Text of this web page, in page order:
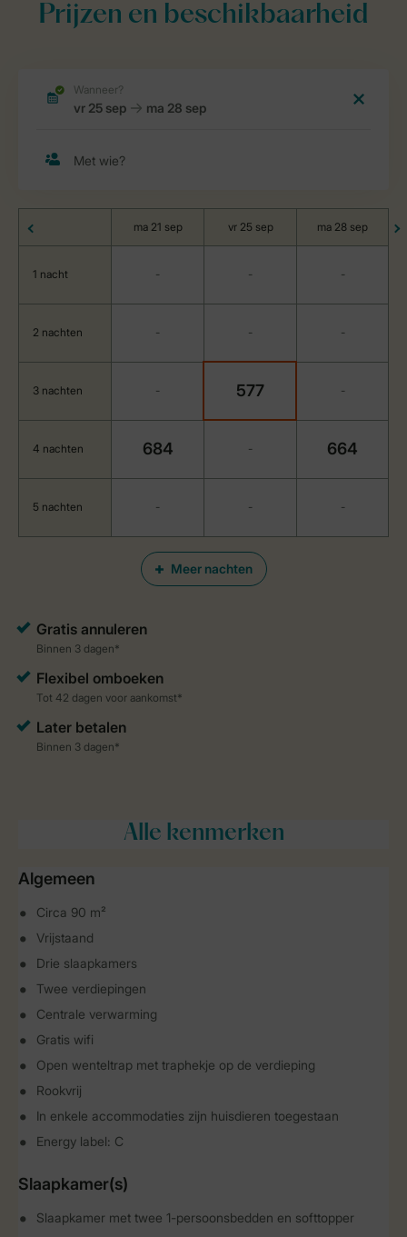
Prijzen en beschikbaarheid
Meer nachten
ma 21 sep vr 25 sep ma 28 sep
1 nacht - - -
2 nachten - - -
3 nachten - 577 -
4 nachten 684 - 664
5 nachten - - -
Alle kenmerken
Algemeen
Circa 90 m²
Vrijstaand
Drie slaapkamers
Twee verdiepingen
Centrale verwarming
Gratis wifi
Open wenteltrap met traphekje op de verdieping
Rookvrij
In enkele accommodaties zijn huisdieren toegestaan
Energy label: C
Slaapkamer(s)
Slaapkamer met twee 1-persoonsbedden en softtopper